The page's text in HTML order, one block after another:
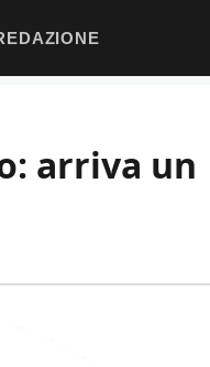
arriva un